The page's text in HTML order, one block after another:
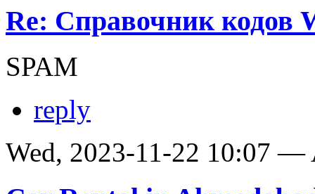
Re: Справочник кодов
SPAM
reply
Wed, 2023-11-22 10:07 —